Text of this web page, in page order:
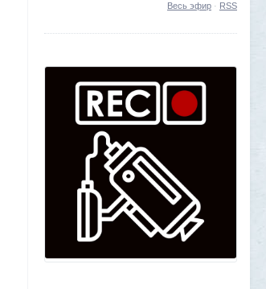
подробности
2
6 августа 2026, 06:03
Слип для маломерных судов в Магадане
запустят в тестовом режиме до конца
5 августа 2026, 20:09
Утром 5 августа Луна «взорвется»:
падение ракеты Илона Маска на
поверхность спутника можно будет
наблюдать своими глазами
1
Frumas 5 августа 2026, 20:06
Весь эфир · RSS